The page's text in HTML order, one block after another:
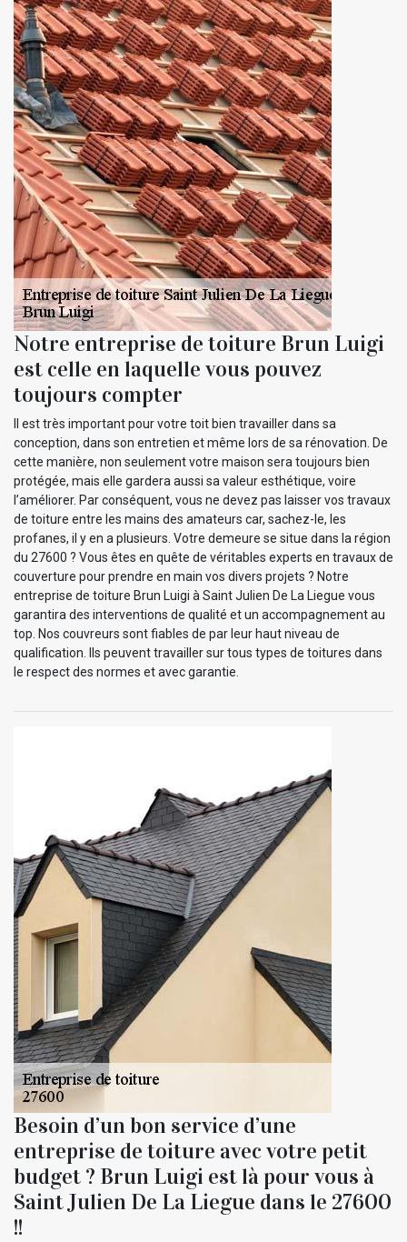
Notre entreprise de toiture Brun Luigi
est celle en laquelle vous pouvez
toujours compter
Il est très important pour votre toit bien travailler dans sa
conception, dans son entretien et même lors de sa rénovation. De
cette manière, non seulement votre maison sera toujours bien
protégée, mais elle gardera aussi sa valeur esthétique, voire
l’améliorer. Par conséquent, vous ne devez pas laisser vos travaux
de toiture entre les mains des amateurs car, sachez-le, les
profanes, il y en a plusieurs. Votre demeure se situe dans la région
du 27600 ? Vous êtes en quête de véritables experts en travaux de
couverture pour prendre en main vos divers projets ? Notre
entreprise de toiture Brun Luigi à Saint Julien De La Liegue vous
garantira des interventions de qualité et un accompagnement au
top. Nos couvreurs sont fiables de par leur haut niveau de
qualification. Ils peuvent travailler sur tous types de toitures dans
le respect des normes et avec garantie.
Besoin d’un bon service d’une
entreprise de toiture avec votre petit
budget ? Brun Luigi est là pour vous à
Saint Julien De La Liegue dans le 27600
!!